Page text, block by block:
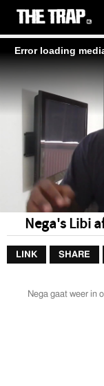
Error loading
Nega's Libi
LINK SHARE
Nega gaat weer in